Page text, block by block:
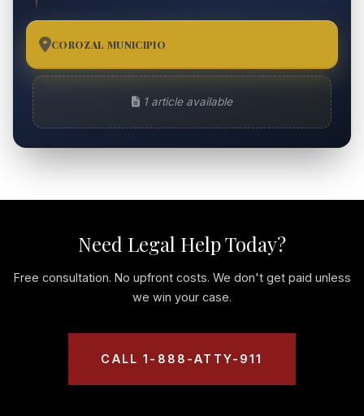
COROZAL MUNICIPIO
1 article available
Need Legal Help Today?
Free consultation. No upfront costs. We don't get paid unless
we win your case.
CALL 1-888-ATTY-911